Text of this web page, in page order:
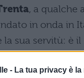
- La tua privacy è
, a qualche
in onda in
la sua servitù: è
imprevisto